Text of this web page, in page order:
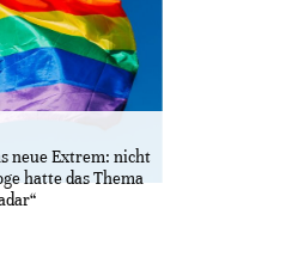
neue Extrem: nicht
hatte das Thema